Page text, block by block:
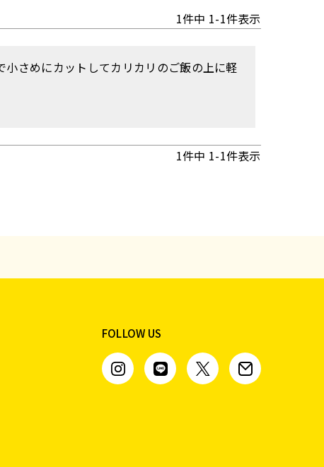
1件中 1-1件表示
さめにカットしてカリカリのご飯の上に軽
1件中 1-1件表示
FOLLOW US